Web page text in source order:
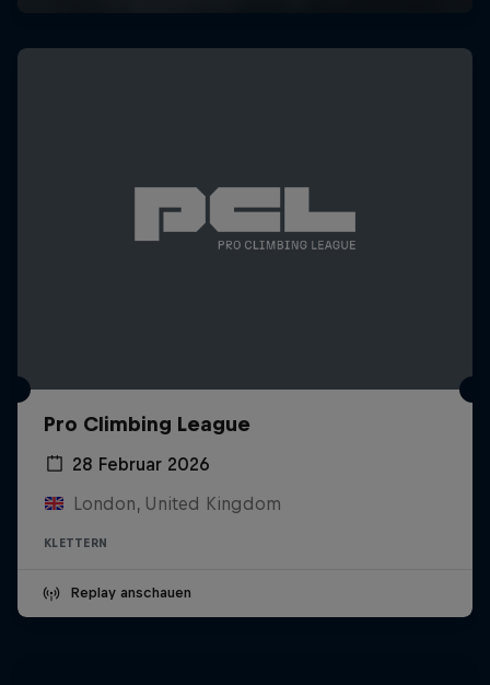
Pro Climbing League
28 Februar 2026
London, United Kingdom
KLETTERN
Replay anschauen